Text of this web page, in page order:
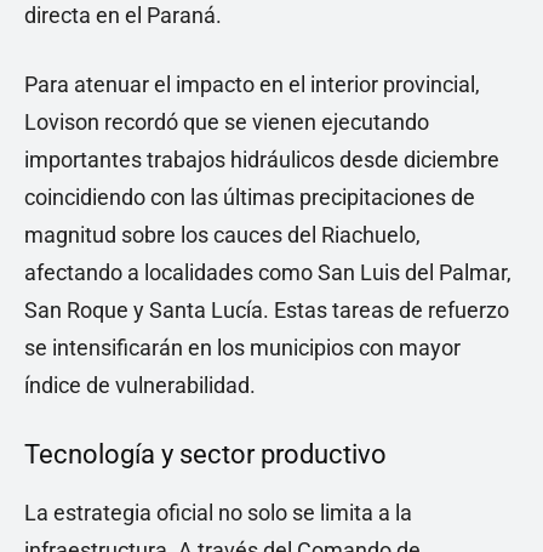
directa en el Paraná.
Para atenuar el impacto en el interior provincial,
Lovison recordó que se vienen ejecutando
importantes trabajos hidráulicos desde diciembre
coincidiendo con las últimas precipitaciones de
magnitud sobre los cauces del Riachuelo,
afectando a localidades como San Luis del Palmar,
San Roque y Santa Lucía. Estas tareas de refuerzo
se intensificarán en los municipios con mayor
índice de vulnerabilidad.
Tecnología y sector productivo
La estrategia oficial no solo se limita a la